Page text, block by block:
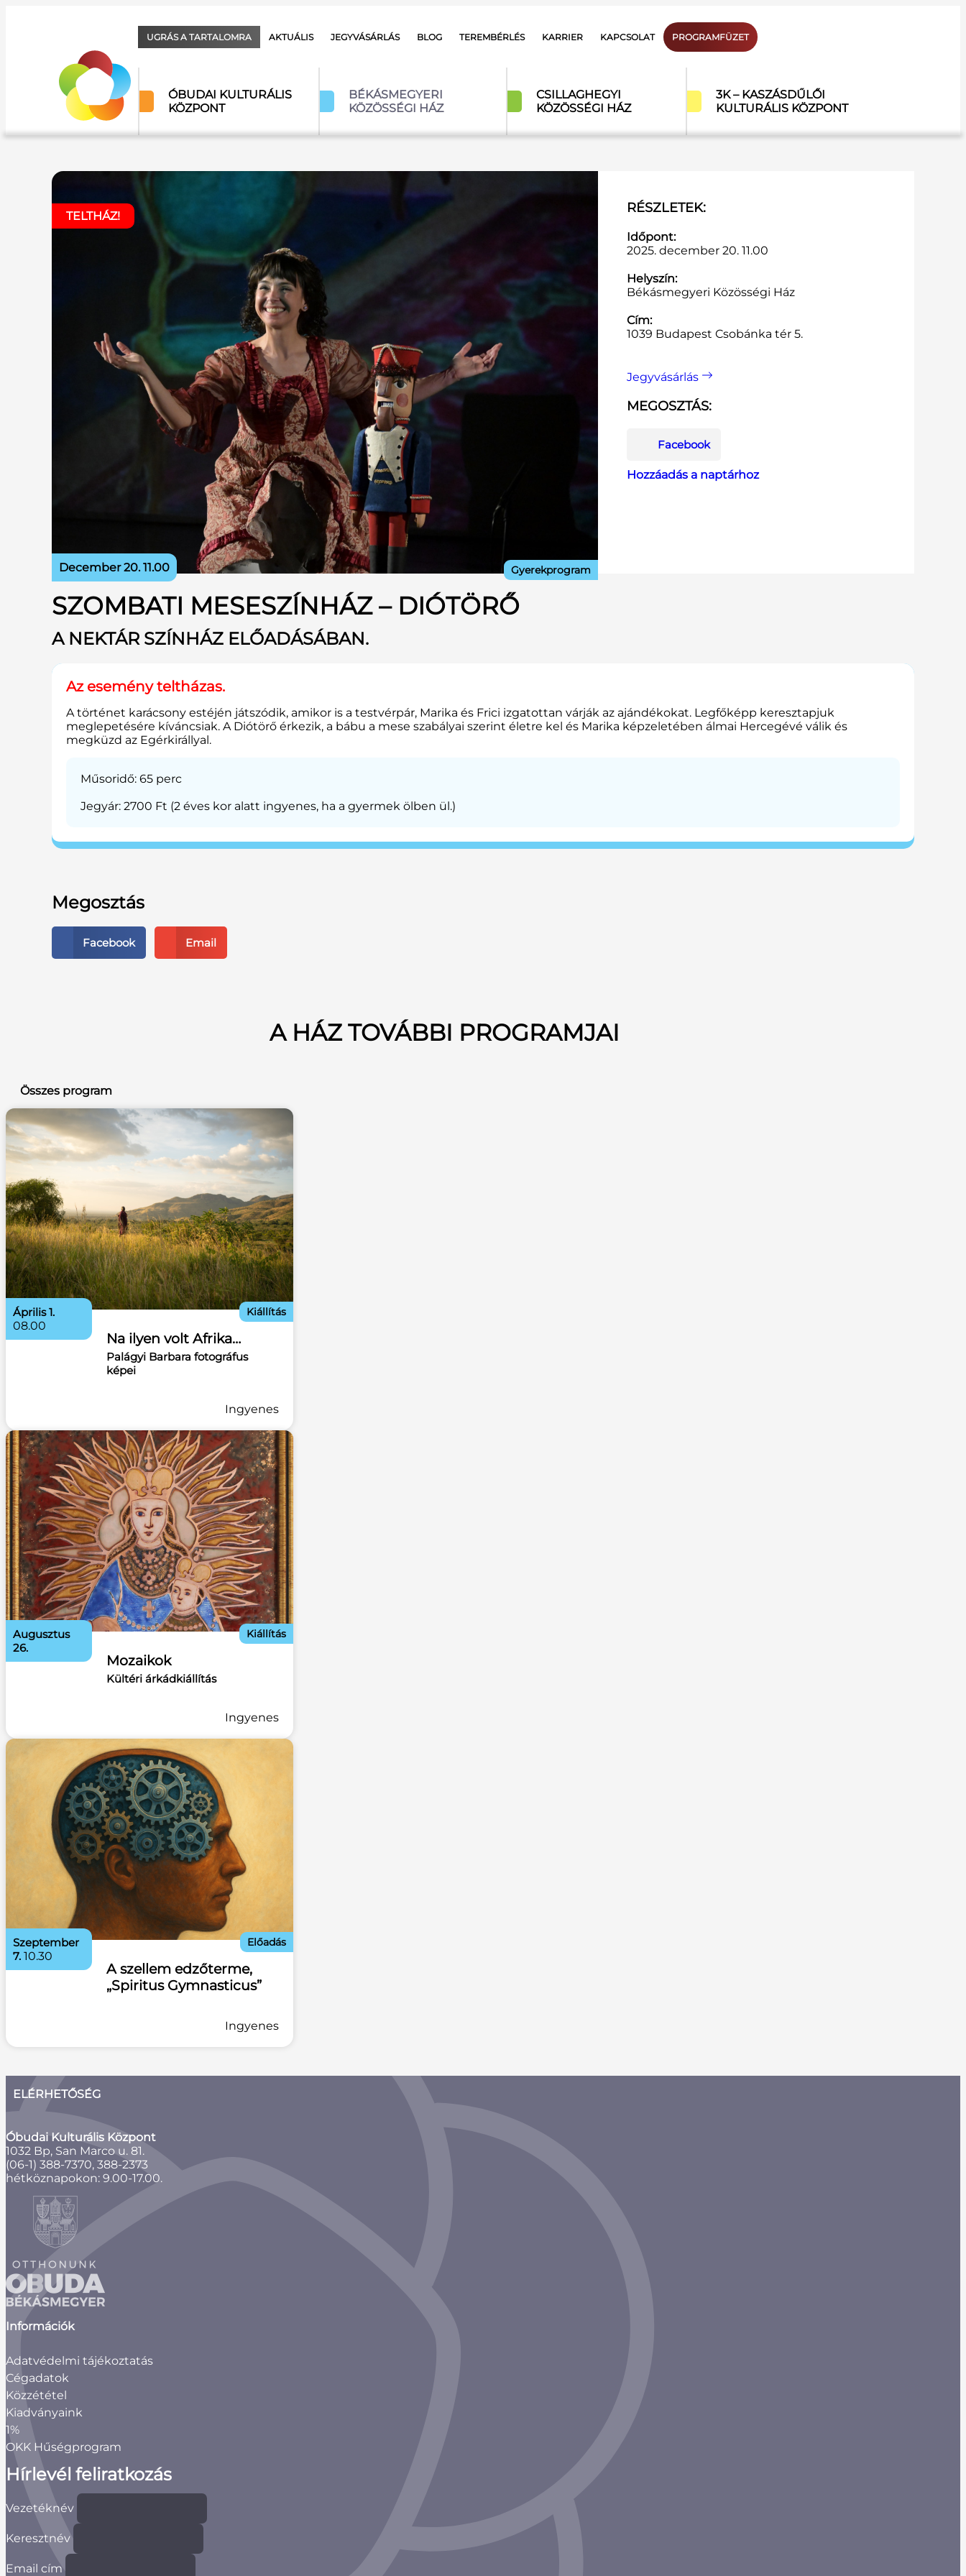
UGRÁS A TARTALOMRA AKTUÁLIS JEGYVÁSÁRLÁS BLOG TEREMBÉRLÉS KARRIER KAPCSOLAT PROGRAMFÜZET
ÓBUDAI KULTURÁLIS
KÖZPONT
BÉKÁSMEGYERI
KÖZÖSSÉGI HÁZ
CSILLAGHEGYI
KÖZÖSSÉGI HÁZ
3K – KASZÁSDŰLŐI
KULTURÁLIS KÖZPONT
December 20. 11.00
TELTHÁZ!
Gyerekprogram
RÉSZLETEK:
Időpont:
2025. december 20. 11.00
Helyszín:
Békásmegyeri Közösségi Ház
Cím:
1039 Budapest Csobánka tér 5.
Jegyvásárlás
MEGOSZTÁS:
Facebook
Hozzáadás a naptárhoz
SZOMBATI MESESZÍNHÁZ – DIÓTÖRŐ
A NEKTÁR SZÍNHÁZ ELŐADÁSÁBAN.
Az esemény teltházas.
A történet karácsony estéjén játszódik, amikor is a testvérpár, Marika és Frici izgatottan várják az ajándékokat. Legfőképp keresztapjuk
meglepetésére kíváncsiak. A Diótörő érkezik, a bábu a mese szabályai szerint életre kel és Marika képzeletében álmai Hercegévé válik és
megküzd az Egérkirállyal.
Műsoridő: 65 perc
Jegyár: 2700 Ft (2 éves kor alatt ingyenes, ha a gyermek ölben ül.)
Megosztás
Facebook Email
A HÁZ TOVÁBBI PROGRAMJAI
Összes program
Na ilyen volt Afrika…
Palágyi Barbara fotográfus
képei
április 1.
08.00
Ingyenes
Kiállítás
Mozaikok
Kültéri árkádkiállítás
augusztus
26.
Ingyenes
Kiállítás
A szellem edzőterme,
„Spiritus Gymnasticus”
szeptember
7. 10.30
Ingyenes
Előadás
ELÉRHETŐSÉG
Óbudai Kulturális Központ
1032 Bp, San Marco u. 81.
(06-1) 388-7370, 388-2373
hétköznapokon: 9.00-17.00.
Információk
Adatvédelmi tájékoztatás
Cégadatok
Közzététel
Kiadványaink
1%
OKK Hűségprogram
Hírlevél feliratkozás
Vezetéknév
Keresztnév
Email cím